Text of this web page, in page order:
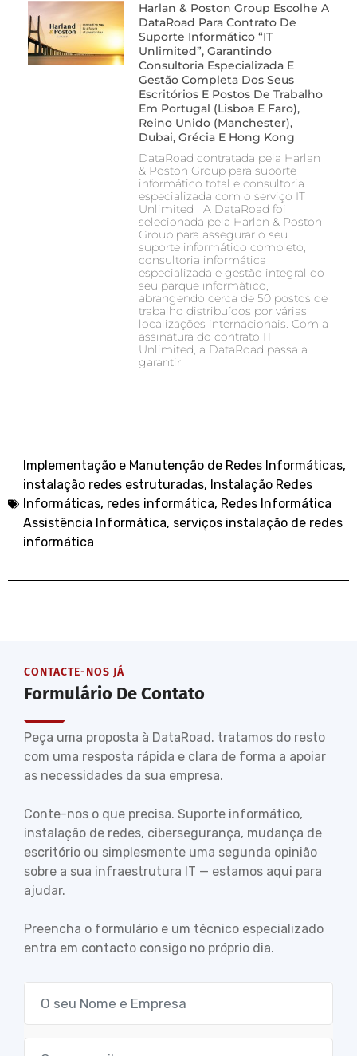
Harlan & Poston Group Escolhe A
DataRoad Para Contrato De
Suporte Informático “IT
Unlimited”, Garantindo
Consultoria Especializada E
Gestão Completa Dos Seus
Escritórios E Postos De Trabalho
Em Portugal (Lisboa E Faro),
Reino Unido (Manchester),
Dubai, Grécia E Hong Kong
DataRoad contratada pela Harlan
& Poston Group para suporte
informático total e consultoria
especializada com o serviço IT
Unlimited A DataRoad foi
selecionada pela Harlan & Poston
Group para assegurar o seu
suporte informático completo,
consultoria informática
especializada e gestão integral do
seu parque informático,
abrangendo cerca de 50 postos de
trabalho distribuídos por várias
localizações internacionais. Com a
assinatura do contrato IT
Unlimited, a DataRoad passa a
garantir
Implementação e Manutenção de Redes Informáticas,
instalação redes estruturadas, Instalação Redes
Informáticas, redes informática, Redes Informática
Assistência Informática, serviços instalação de redes
informática
CONTACTE-NOS JÁ
Formulário De Contato
Peça uma proposta à DataRoad. tratamos do resto
com uma resposta rápida e clara de forma a apoiar
as necessidades da sua empresa.
Conte-nos o que precisa. Suporte informático,
instalação de redes, cibersegurança, mudança de
escritório ou simplesmente uma segunda opinião
sobre a sua infraestrutura IT — estamos aqui para
ajudar.
Preencha o formulário e um técnico especializado
entra em contacto consigo no próprio dia.